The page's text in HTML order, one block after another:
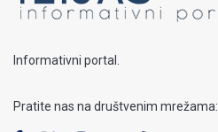
Informativni portal.
Pratite nas na društvenim mrežama: